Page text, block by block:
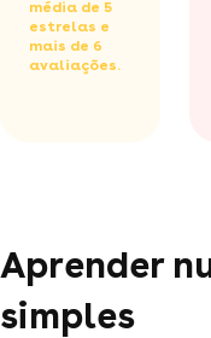
média de 5
estrelas e
mais de 6
avaliações.
Aprender
simples